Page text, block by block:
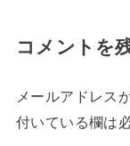
コメントを
メールアドレス
付いている欄は